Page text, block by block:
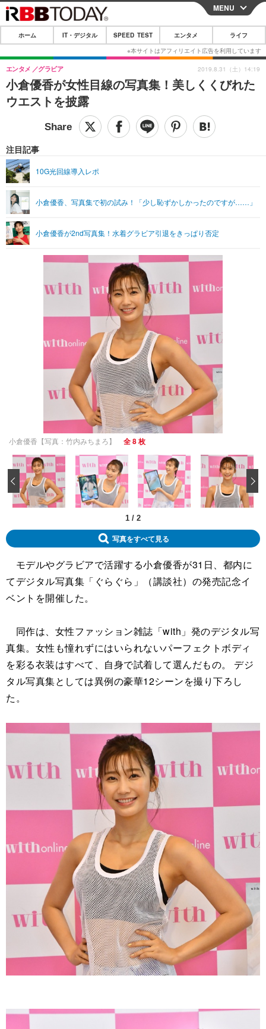
CLOSE
ホーム
IT・デジタル
IT・デジタルTOP スマートフォン
ネタ
ショッピング その他
SPEED TEST
エンタメTOP 映画・ドラマ
グラビア ブログ
ショッピング その他
ライフTOP
リリース一覧
プッシュ通知の停止方法
MENU
ホーム IT・デジタル SPEED TEST エンタメ ライフ
小倉優香が女性目線の写真集！美しくくびれた
ウエストを披露
エンタメ グラビア
注目記事
10G光回線導入レポ
小倉優香、写真集で初の試み！「少し恥ずかしかったのですが……」
小倉優香が2nd写真集！水着グラビア引退をきっぱり否定
2019.8.31（土）14:19
小倉優香【写真：竹内みちまろ】 全 8 枚
1 / 2
‹
写真をすべて見る
モデルやグラビアで活躍する小倉優香が31日、都内に
てデジタル写真集「ぐらぐら」（講談社）の発売記念イ
ベントを開催した。
同作は、女性ファッション雑誌「with」発のデジタル写
真集。女性も憧れずにはいられないパーフェクトボディ
を彩る衣装はすべて、自身で試着して選んだもの。 デジ
タル写真集としては異例の豪華12シーンを撮り下ろし
た。